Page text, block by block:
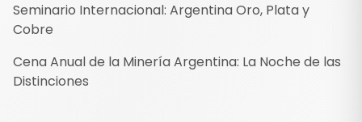
Seminario Internacional: Argentina Oro, Plata y
Cobre
Cena Anual de la Minería Argentina: La Noche de las
Distinciones